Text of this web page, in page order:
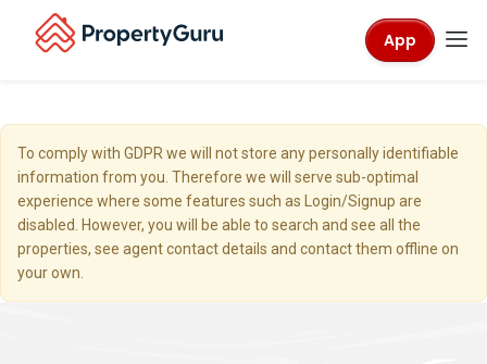
App
To comply with GDPR we will not store any personally identifiable
information from you. Therefore we will serve sub-optimal
experience where some features such as Login/Signup are
disabled. However, you will be able to search and see all the
properties, see agent contact details and contact them offline on
your own.